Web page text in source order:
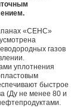
«СЕНС»
газов
уплотнения
быстрое
(Ду не менее 80 и